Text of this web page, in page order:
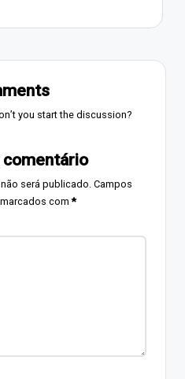
you start the discussion?
comentário
será publicado. Campos
com*